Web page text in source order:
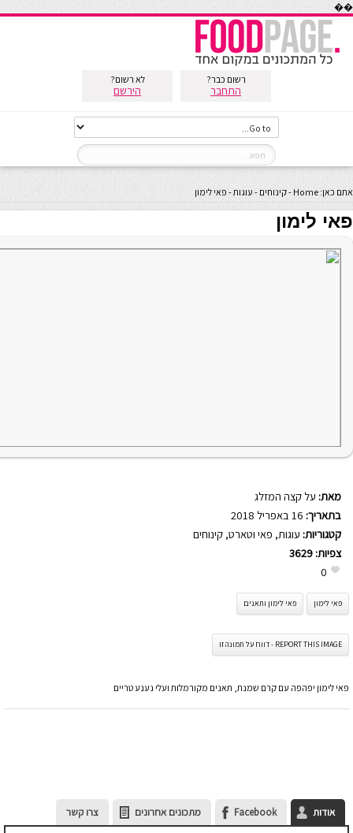
��
רשום כבר?
התחבר
לא רשום?
הירשם
אתם כאן: Home
-קינוחים - עוגות- פאי לימון
פאי לימון
מאת: על קצה המזלג
בתאריך:
קטגוריות: עוגות, פאי וטארט, קינוחים
צפיות: 3629
0
פאי לימון פאי לימון ותאנים
REPORT THIS IMAGE - דווח על תמונה זו
פאי לימון יפהפה עם קרם שמנת, תאנים מקורמלות ועלי נענע טריים
אודות Facebook מתכונים אחרונים צרו קשר